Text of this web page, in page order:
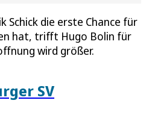
Schick die erste Chance für
hat, trifft Hugo Bolin für
wird größer.
SV